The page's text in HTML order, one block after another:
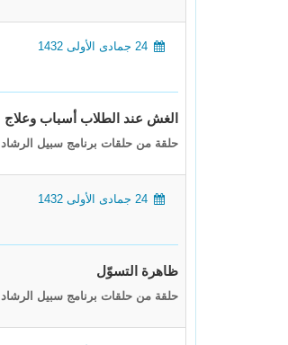
الغش عند الطلاب أسباب وعلاج
حلقة من حلقات برنامج سبيل الرشاد
ظاهرة التسوّل
حلقة من حلقات برنامج سبيل الرشاد